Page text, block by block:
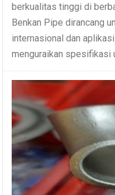
berkualitas tinggi di
Benkan Pipe dirancang
internasional dan
menguraikan spesifikasi